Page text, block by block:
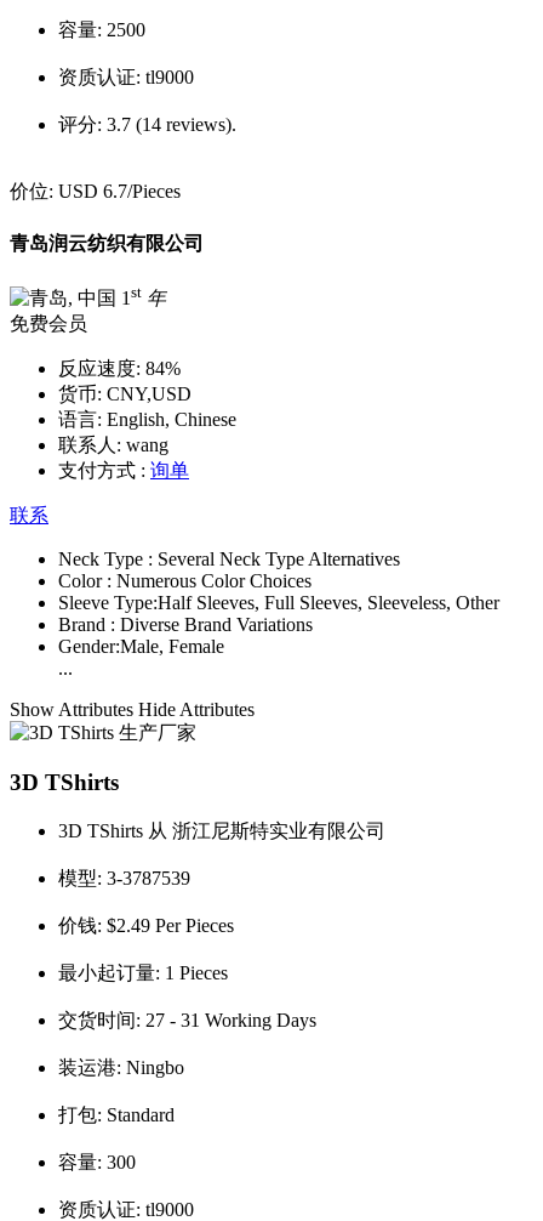
容量: 2500
资质认证: tl9000
评分: 3.7 (14 reviews).
价位: USD 6.7/Pieces
青岛润云纺织有限公司
1 st 年
免费会员
反应速度: 84%
货币: CNY,USD
语言: English, Chinese
联系人: wang
支付方式 : 询单
联系
Neck Type : Several Neck Type Alternatives
Color : Numerous Color Choices
Sleeve Type:Half Sleeves, Full Sleeves, Sleeveless, Other
Brand : Diverse Brand Variations
Gender:Male, Female
...
Show Attributes Hide Attributes
3D TShirts
3D TShirts 从 浙江尼斯特实业有限公司
模型: 3-3787539
价钱: $2.49 Per Pieces
最小起订量: 1 Pieces
交货时间: 27 - 31 Working Days
装运港: Ningbo
打包: Standard
容量: 300
资质认证: tl9000